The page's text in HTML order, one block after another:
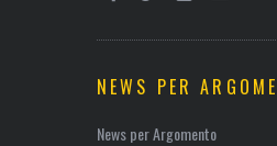
NEWS PER
News per Argomento